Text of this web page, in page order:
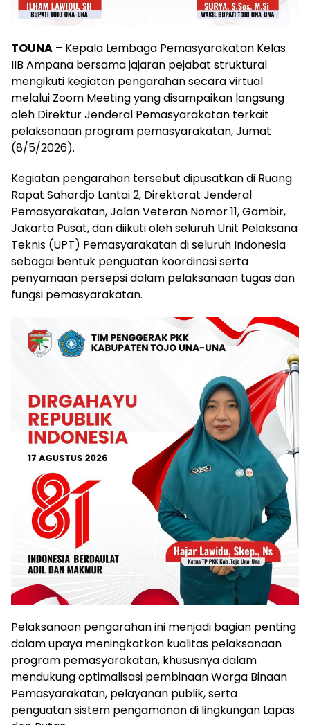
TOUNA – Kepala Lembaga Pemasyarakatan Kelas
IIB Ampana bersama jajaran pejabat struktural
mengikuti kegiatan pengarahan secara virtual
melalui Zoom Meeting yang disampaikan langsung
oleh Direktur Jenderal Pemasyarakatan terkait
pelaksanaan program pemasyarakatan, Jumat
(8/5/2026).
Kegiatan pengarahan tersebut dipusatkan di Ruang
Rapat Sahardjo Lantai 2, Direktorat Jenderal
Pemasyarakatan, Jalan Veteran Nomor 11, Gambir,
Jakarta Pusat, dan diikuti oleh seluruh Unit Pelaksana
Teknis (UPT) Pemasyarakatan di seluruh Indonesia
sebagai bentuk penguatan koordinasi serta
penyamaan persepsi dalam pelaksanaan tugas dan
fungsi pemasyarakatan.
Pelaksanaan pengarahan ini menjadi bagian penting
dalam upaya meningkatkan kualitas pelaksanaan
program pemasyarakatan, khususnya dalam
mendukung optimalisasi pembinaan Warga Binaan
Pemasyarakatan, pelayanan publik, serta
penguatan sistem pengamanan di lingkungan Lapas